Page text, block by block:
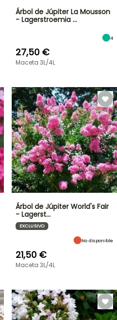
Árbol de Júpiter La Mousson
- Lagerstroemia …
4
27,50 €
Maceta 3L/4L
Árbol de Júpiter World's Fair
- Lagerst…
EXCLUSIVO
No disponible
21,50 €
Maceta 3L/4L